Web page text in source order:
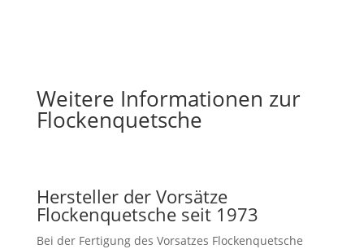
Weitere Informationen zur
Flockenquetsche
Hersteller der Vorsätze
Flockenquetsche seit 1973
Bei der Fertigung des Vorsatzes Flockenquetsche